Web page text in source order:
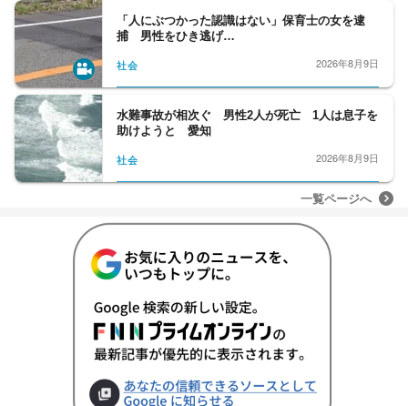
「人にぶつかった認識はない」保育士の女を逮
捕 男性をひき逃げ…
社会 2026年8月9日
水難事故が相次ぐ 男性2人が死亡 1人は息子を
助けようと 愛知
社会 2026年8月9日
一覧ページへ